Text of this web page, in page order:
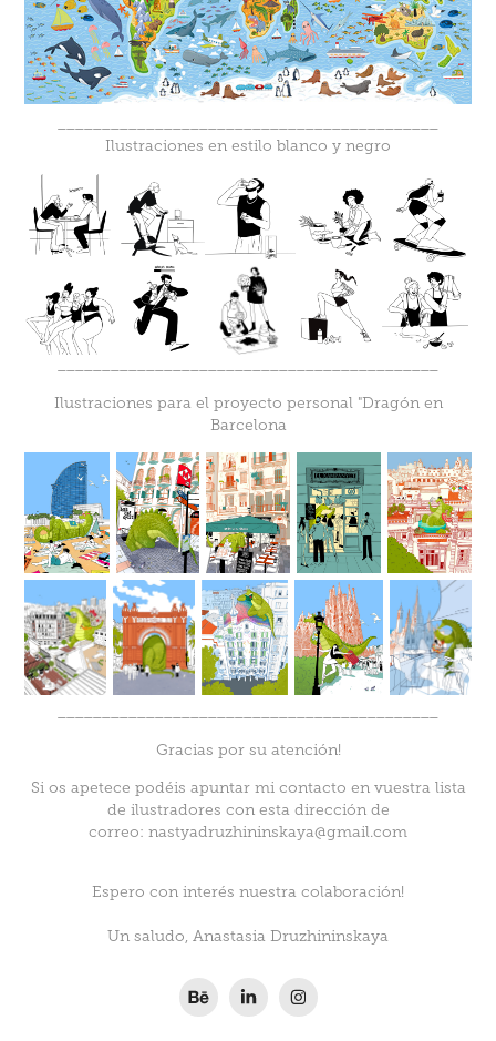
Ilustraciones en estilo blanco y negro
Ilustraciones para el proyecto personal "Dragón en
Barcelona
Gracias por su atención!
Si os apetece podéis apuntar mi contacto en vuestra lista
de ilustradores con esta dirección de
correo: nastyadruzhininskaya@gmail.com
Espero con interés nuestra colaboración!
Un saludo, Anastasia Druzhininskaya